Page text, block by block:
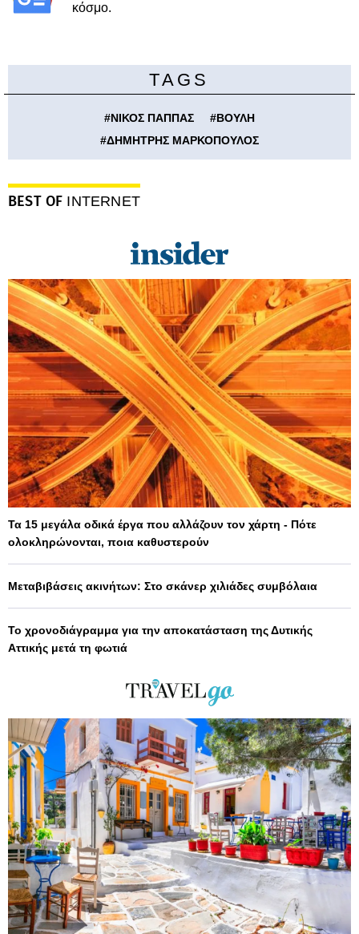
κόσμο.
TAGS
#ΝΙΚΟΣ ΠΑΠΠΑΣ #ΒΟΥΛΗ
#ΔΗΜΗΤΡΗΣ ΜΑΡΚΟΠΟΥΛΟΣ
BEST OF INTERNET
Τα 15 μεγάλα οδικά έργα που αλλάζουν τον χάρτη - Πότε
ολοκληρώνονται, ποια καθυστερούν
Μεταβιβάσεις ακινήτων: Στο σκάνερ χιλιάδες συμβόλαια
Το χρονοδιάγραμμα για την αποκατάσταση της Δυτικής
Αττικής μετά τη φωτιά